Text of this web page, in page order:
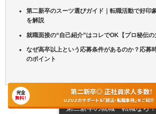
第二新卒のスーツ選びガイド｜転職活動で好印
を解説
就職面接の“自己紹介”はコレでOK【プロ秘伝の
なぜ高卒以上という応募条件があるのか？応募
のポイント
第二新卒の就職・転職なら！
完全
無料！
第二新卒◎ 正社員求人多数！
UZUZのサポート＆『就活・転職事例』をご紹